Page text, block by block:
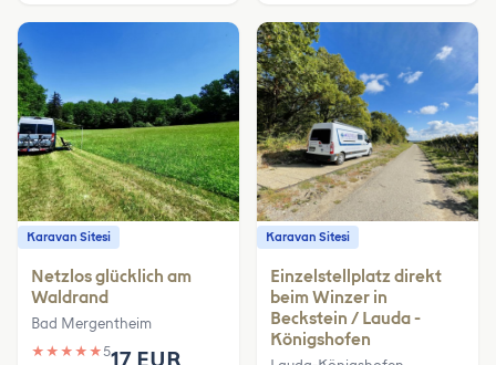
Karavan Sitesi
Netzlos glücklich am
Waldrand
Bad Mergentheim
★ ★ ★ ★ ★517 EUR
Karavan Sitesi
Einzelstellplatz direkt
beim Winzer in
Beckstein / Lauda -
Königshofen